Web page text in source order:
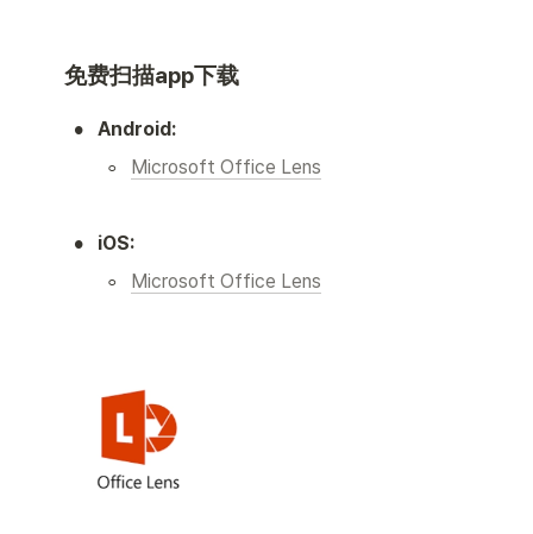
免费扫描app下载
• Android:
◦ Microsoft Office Lens
• iOS:
◦ Microsoft Office Lens